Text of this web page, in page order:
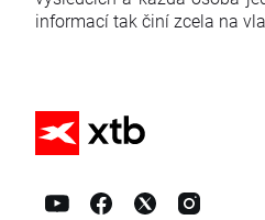
informací tak činí zcela na